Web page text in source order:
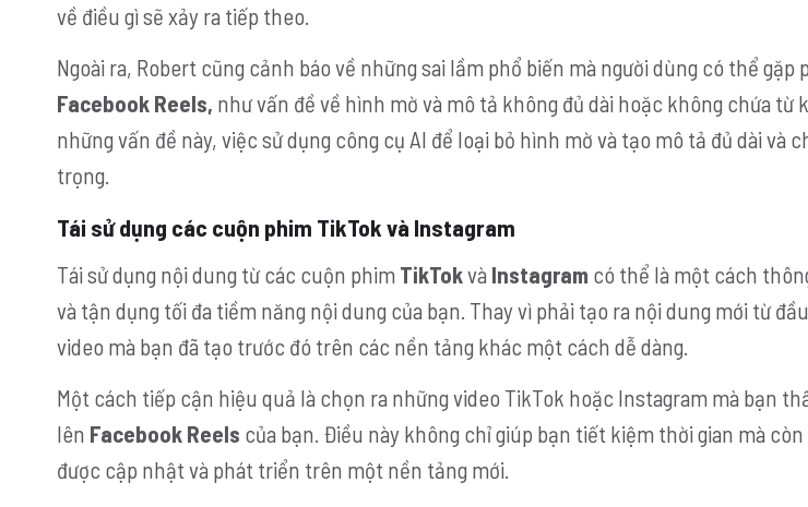
về điều gì sẽ xảy ra tiếp theo.
Ngoài ra, Robert cũng cảnh báo về những sai lầm phổ biến mà người dùng có thể
Facebook Reels, như vấn đề về hình mờ và mô tả không đủ dài hoặc không chứa từ
những vấn đề này, việc sử dụng công cụ AI để loại bỏ hình mờ và tạo mô tả đủ dài và
trọng.
Tái sử dụng các cuộn phim TikTok và Instagram
Tái sử dụng nội dung từ các cuộn phim TikTokvà Instagram có thể là một cách
và tận dụng tối đa tiềm năng nội dung của bạn. Thay vì phải tạo ra nội dung mới từ
video mà bạn đã tạo trước đó trên các nền tảng khác một cách dễ dàng.
Một cách tiếp cận hiệu quả là chọn ra những video TikTok hoặc Instagram mà bạn
lên Facebook Reels của bạn. Điều này không chỉ giúp bạn tiết kiệm thời gian mà
được cập nhật và phát triển trên một nền tảng mới.